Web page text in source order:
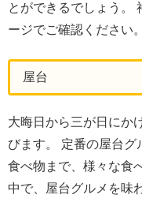
とができるでしょう。
ージでご確認ください。
屋台
大晦日から三が日にか
びます。 定番の屋台グ
食べ物まで、様々な食
中で、屋台グルメを味